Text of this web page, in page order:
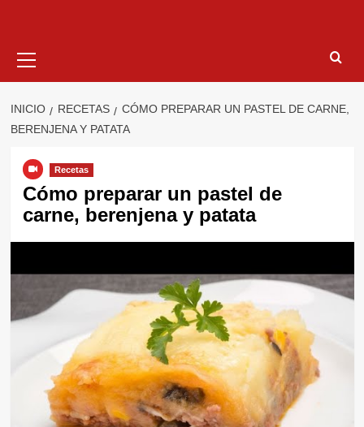
primario
INICIO RECETAS
CÓMO PREPARAR UN PASTEL DE CARNE,
BERENJENA Y PATATA
Recetas
Cómo preparar un pastel de
carne, berenjena y patata